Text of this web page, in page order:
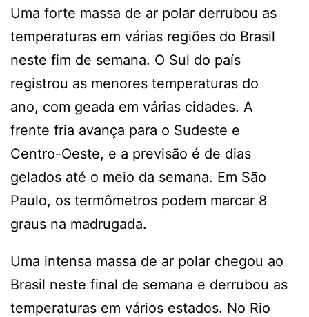
Uma forte massa de ar polar derrubou as
temperaturas em várias regiões do Brasil
neste fim de semana. O Sul do país
registrou as menores temperaturas do
ano, com geada em várias cidades. A
frente fria avança para o Sudeste e
Centro-Oeste, e a previsão é de dias
gelados até o meio da semana. Em São
Paulo, os termômetros podem marcar 8
graus na madrugada.
Uma intensa massa de ar polar chegou ao
Brasil neste final de semana e derrubou as
temperaturas em vários estados. No Rio